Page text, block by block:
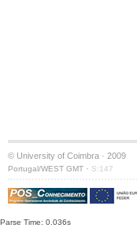
© University of Coimbra · 2009
Portugal/WEST GMT · S:147
Parse Time: 0.036s